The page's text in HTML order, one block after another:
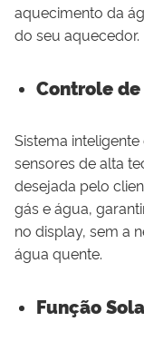
aquecimento da
do seu aquecedor.
Controle
Sistema
sensores de alta
desejada pelo
gás e água,
no display, sem a
água quente.
Função